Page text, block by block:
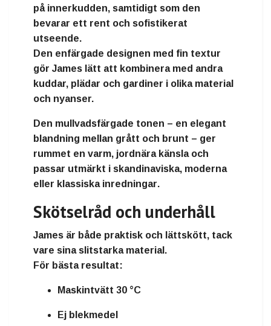
på innerkudden, samtidigt som den
bevarar ett rent och sofistikerat
utseende.
Den enfärgade designen med fin textur
gör James lätt att kombinera med andra
kuddar, plädar och gardiner i olika material
och nyanser.
Den mullvadsfärgade tonen – en elegant
blandning mellan grått och brunt – ger
rummet en varm, jordnära känsla och
passar utmärkt i skandinaviska, moderna
eller klassiska inredningar.
Skötselråd och underhåll
James är både praktisk och lättskött, tack
vare sina slitstarka material.
För bästa resultat:
Maskintvätt 30 °C
Ej blekmedel